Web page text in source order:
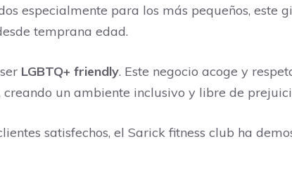
especialmente para los más pequeños, este
temprana edad.
LGBTQ+ friendly. Este negocio acoge y
un ambiente inclusivo y libre de
satisfechos, el Sarick fitness club ha